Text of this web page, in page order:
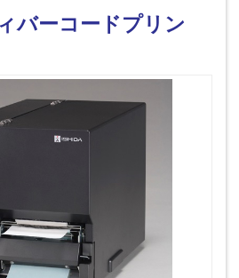
バーコードプリン